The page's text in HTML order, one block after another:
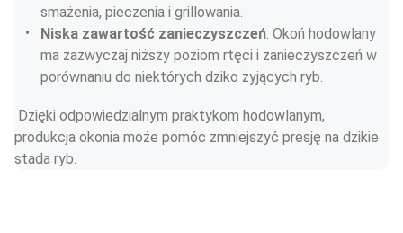
smażenia, pieczenia i grillowania.
Niska zawartość zanieczyszczeń: Okoń hodowlany
ma zazwyczaj niższy poziom rtęci i zanieczyszczeń w
porównaniu do niektórych dziko żyjących ryb.
produkcja okonia może pomóc zmniejszyć presję na dzikie
stada ryb.